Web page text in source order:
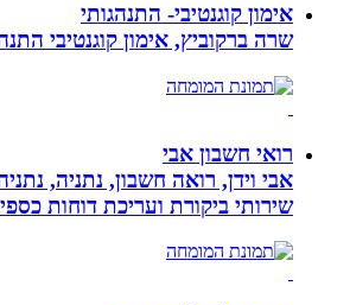
אימון קוגנטיבי- התנהגותי
שרה ברקוביץ, אימון קוגנטיבי
רואי חשבון אבי
אבי וידן, רואה חשבון, נתניה,
שירותי ביקורת ועריכת דוחות